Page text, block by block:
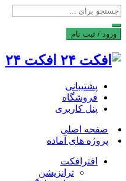
ورود / ثبت نام
افکت ۲۴
پشتیبانی
فروشگاه
پنل کاربری
صفحه اصلی
پروژه های آماده
افترافکت
ترانزیشن